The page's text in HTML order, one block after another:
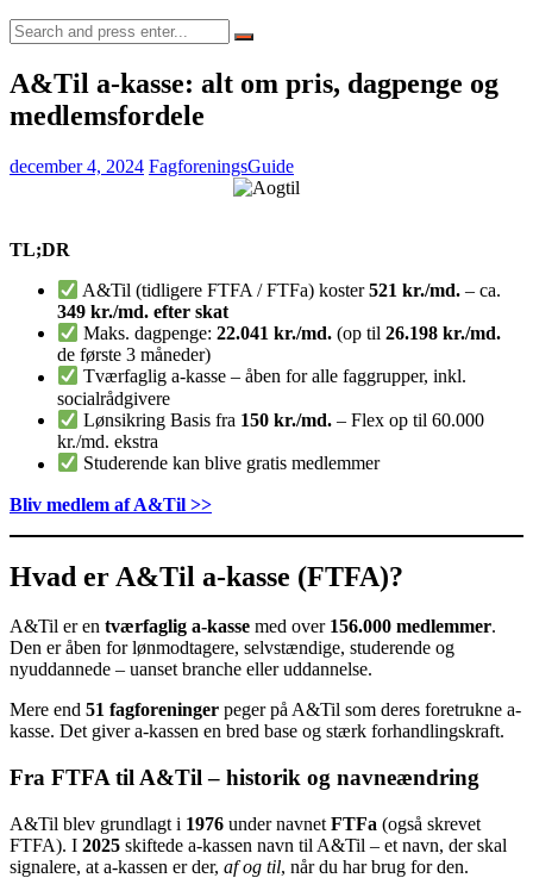
Search
for:
A&Til a-kasse: alt om pris, dagpenge og
medlemsfordele
december 4, 2024 FagforeningsGuide
TL;DR
A&Til (tidligere FTFA / FTFa) koster521 kr./md. – ca.
349 kr./md. efter skat
Maks. dagpenge:22.041 kr./md. (op til26.198 kr./md.
de første 3 måneder)
Tværfaglig a-kasse – åben for alle faggrupper, inkl.
socialrådgivere
Lønsikring Basis fra 150 kr./md. – Flex op til 60.000
kr./md. ekstra
Studerende kan blive gratis medlemmer
Bliv medlem af A&Til >>
Hvad er A&Til a-kasse (FTFA)?
A&Til er en tværfaglig a-kasse med over 156.000 medlemmer.
Den er åben for lønmodtagere, selvstændige, studerende og
nyuddannede – uanset branche eller uddannelse.
Mere end 51 fagforeninger peger på A&Til som deres foretrukne a-
kasse. Det giver a-kassen en bred base og stærk forhandlingskraft.
Fra FTFA til A&Til – historik og navneændring
A&Til blev grundlagt i 1976 under navnet FTFa (også skrevet
FTFA). I 2025 skiftede a-kassen navn til A&Til – et navn, der skal
signalere, at a-kassen er der, af og til, når du har brug for den.